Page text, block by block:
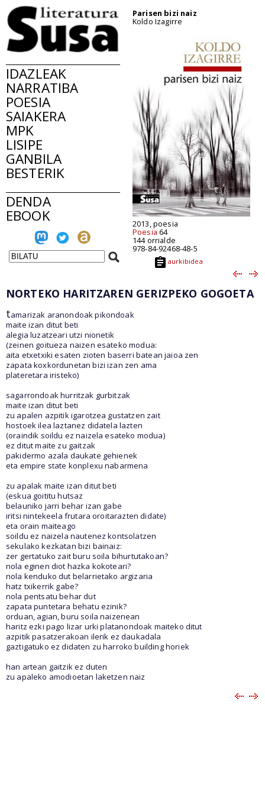
IDAZLEAK
NARRATIBA
POESIA
SAIAKERA
MPK
LISIPE
GANBILA
BESTERIK
DENDA
EBOOK
Parisen bizi naiz
Koldo Izagirre
2013, poesia
Poesia 64
144 orrialde
978-84-92468-48-5
aurkibidea
NORTEKO HARITZAREN GERIZPEKO GOGOETA
tamarizak aranondoak pikondoak
maite izan ditut beti
alegia luzatzeari utzi nionetik
(zeinen goitueza naizen esateko modua:
aita etxetxiki esaten zioten baserri batean jaioa zen
zapata koxkordunetan bizi izan zen ama
plateretara iristeko)
sagarrondoak hurritzak gurbitzak
maite izan ditut beti
zu apalen azpitik igarotzea gustatzen zait
hostoek ilea laztanez didatela lazten
(oraindik soildu ez naizela esateko modua)
ez ditut maite zu gaitzak
pakidermo azala daukate gehienek
eta empire state konplexu nabarmena
zu apalak maite izan ditut beti
(eskua goititu hutsaz
belauniko jarri behar izan gabe
iritsi nintekeela frutara oroitarazten didate)
eta orain maiteago
soildu ez naizela nautenez kontsolatzen
sekulako kezkatan bizi bainaiz:
zer gertatuko zait buru soila bihurtutakoan?
nola eginen diot hazka kokoteari?
nola kenduko dut belarrietako argizaria
hatz txikerrik gabe?
nola pentsatu behar dut
zapata puntetara behatu ezinik?
orduan, agian, buru soila naizenean
haritz ezki pago lizar urki platanondoak maiteko ditut
azpitik pasatzerakoan ilerik ez daukadala
gaztigatuko ez didaten zu harroko building horiek
han artean gaitzik ez duten
zu apaleko amodioetan laketzen naiz